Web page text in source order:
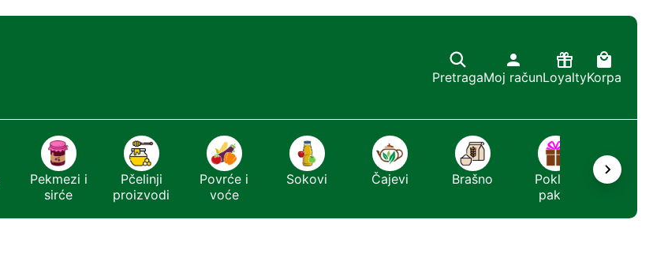
PretragaMoj računLoyaltyKorpa
Pekmezi i
sirće
Pčelinji
proizvodi
Povrće i
voće
Sokovi Čajevi Brašno
Poklon
paket